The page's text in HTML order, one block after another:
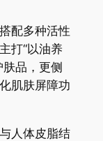
配多种活性
打“以油养
品，更侧
肌肤屏障功
人体皮脂结